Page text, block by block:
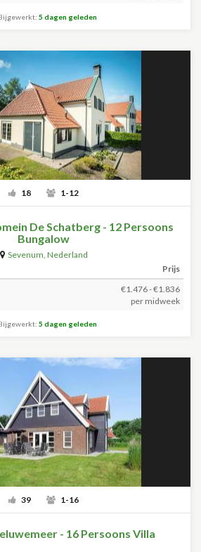
5 dagen geleden
18 1-12
De Schatberg - 12 Persoons
Bungalow
Sevenum, Nederland
Prijs
€1.476 - €1.836
per midweek
5 dagen geleden
39 1-16
- 16 Persoons Villa